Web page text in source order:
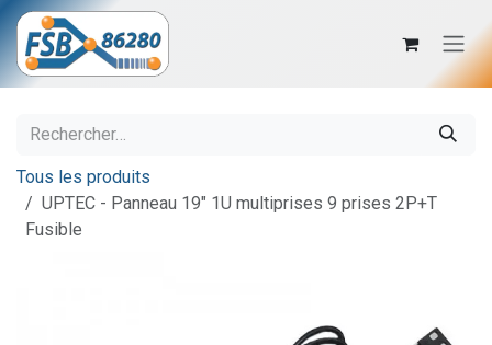
Se rendre au contenu
Tous les produits
UPTEC - Panneau 19" 1U multiprises 9 prises 2P+T
Fusible